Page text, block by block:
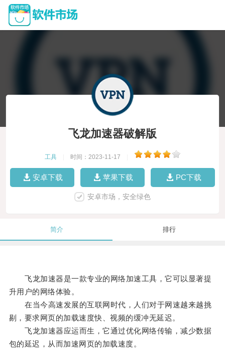
飞龙加速器破解版
工具 时间：2023-11-17
安卓下载 苹果下载 PC下载
安卓市场，安全绿色
简介 排行
飞龙加速器是一款专业的网络加速工具，它可以显著提
升用户的网络体验。
在当今高速发展的互联网时代，人们对于网速越来越挑
剔，要求网页的加载速度快、视频的缓冲无延迟。
飞龙加速器应运而生，它通过优化网络传输，减少数据
包的延迟，从而加速网页的加载速度。